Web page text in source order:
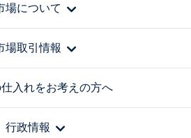
場について
場取引情報
入れをお考えの方へ
行政情報